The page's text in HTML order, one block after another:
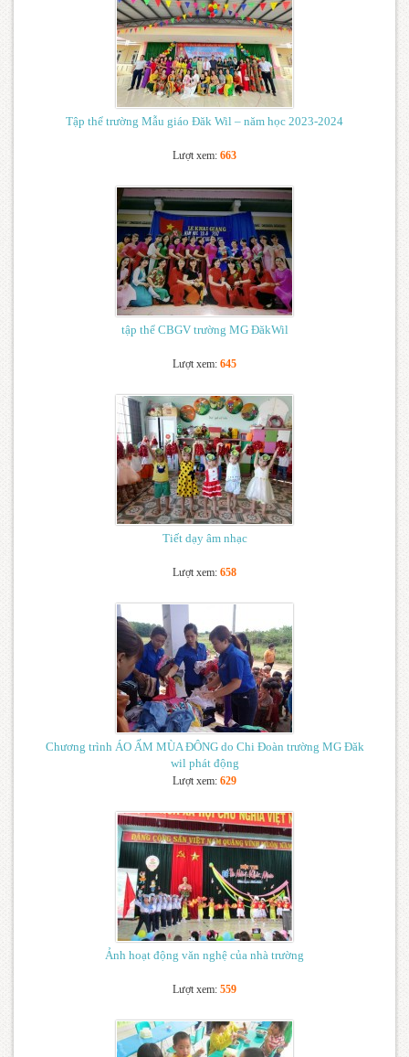
Tập thể trường Mẫu giáo Đăk Wil – năm học 2023-2024
Lượt xem: 663
tập thể CBGV trường MG ĐăkWil
Lượt xem: 645
Tiết dạy âm nhạc
Lượt xem: 658
Chương trình ÁO ẤM MÙA ĐÔNG do Chi Đoàn trường MG Đăk
wil phát động
Lượt xem: 629
Ảnh hoạt động văn nghệ của nhà trường
Lượt xem: 559